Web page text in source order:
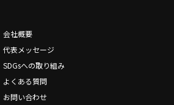
会社概要
代表メッセージ
SDGsへの取り組み
よくある質問
お問い合わせ